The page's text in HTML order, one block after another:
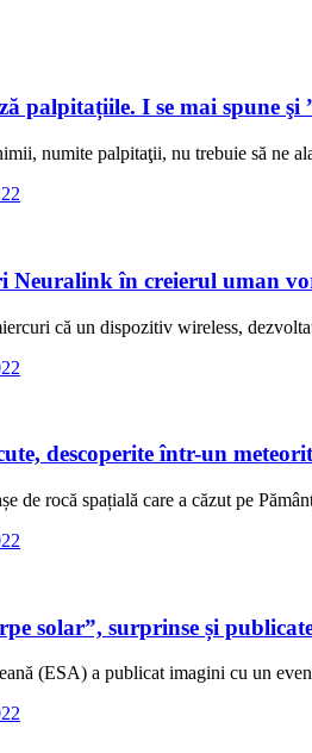
palpitațiile. I se mai spune
numite palpitaţii, nu trebuie să ne
Neuralink în creierul uman
că un dispozitiv wireless,
descoperite într-un
de rocă spațială care a căzut pe
solar”, surprinse și
(ESA) a publicat imagini cu un